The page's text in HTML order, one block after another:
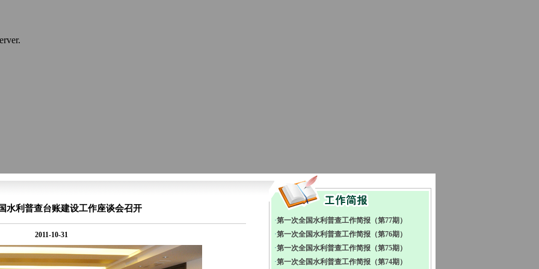
水利普查台账建设工作座谈会召开
2011-10-31